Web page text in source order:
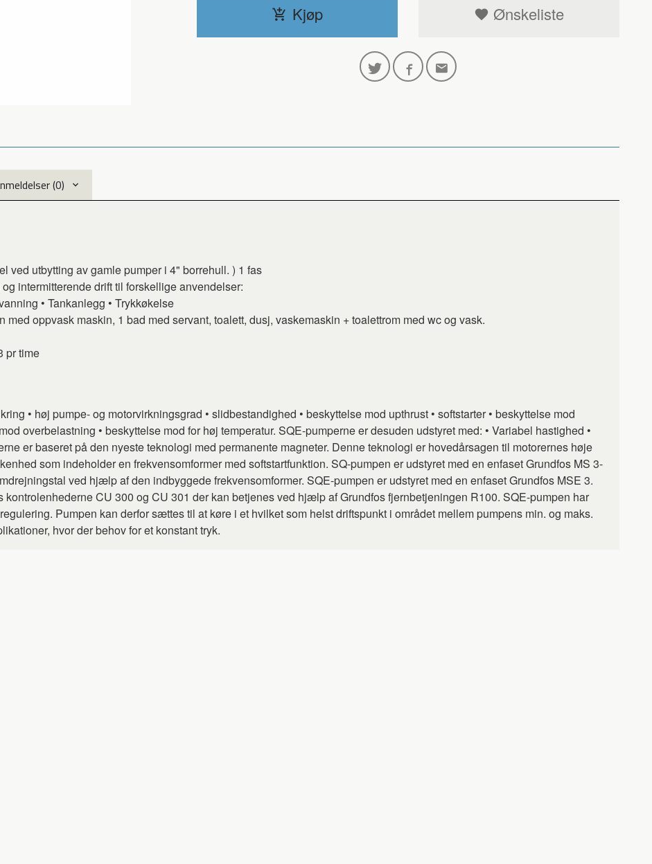
Kjøp Ønskeliste
(0)
ved utbytting av gamle pumper i 4" borrehull. ) 1 fas
intermitterende drift til forskellige anvendelser:
• Tankanlegg • Trykkøkelse
oppvask maskin, 1 bad med servant, toalett, dusj, vaskemaskin + toalettrom med wc og vask.
pr time
• høj pumpe- og motorvirkningsgrad • slidbestandighed • beskyttelse mod upthrust • softstarter • beskyttelse mod
overbelastning • beskyttelse mod for høj temperatur. SQE-pumperne er desuden udstyret med: • Variabel hastighed •
er baseret på den nyeste teknologi med permanente magneter. Denne teknologi er hovedårsagen til motorernes høje
som indeholder en frekvensomformer med softstartfunktion. SQ-pumpen er udstyret med en enfaset Grundfos MS 3-
ved hjælp af den indbyggede frekvensomformer. SQE-pumpen er udstyret med en enfaset Grundfos MSE 3.
kontrolenhederne CU 300 og CU 301 der kan betjenes ved hjælp af Grundfos fjernbetjeningen R100. SQE-pumpen har
Pumpen kan derfor sættes til at køre i et hvilket som helst driftspunkt i området mellem pumpens min. og maks.
hvor der behov for et konstant tryk.